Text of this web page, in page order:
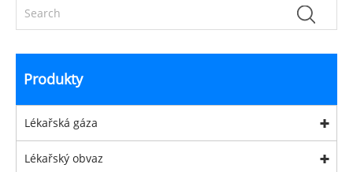
Produkty
Lékařská gáza
Lékařský obvaz